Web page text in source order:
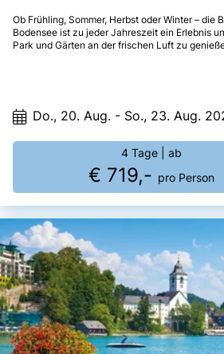
Ob Frühling, Sommer, Herbst oder Winter – die
Bodensee ist zu jeder Jahreszeit ein Erlebnis
Park und Gärten an der frischen Luft zu
faszinierende Ein- und Ausblicke und
Do., 20. Aug. - So., 23. Aug.
4 Tage | ab
€ 719,- pro Person